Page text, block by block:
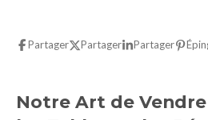
Partager Partager Partager
Notre Art de